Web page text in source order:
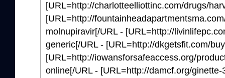
[URL=http://charlotteelliottinc.com/drugs/
[URL=http://
molnupiravir[/URL - [URL=http://
generic[/URL - [URL=http://dkgetsfit.com/
[URL=http://iowansforsafeaccess.org/
online[/URL - [URL=http://damcf.org/